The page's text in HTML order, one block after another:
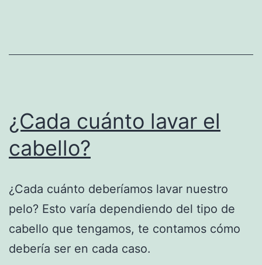
¿Cada cuánto lavar el
cabello?
¿Cada cuánto deberíamos lavar nuestro
pelo? Esto varía dependiendo del tipo de
cabello que tengamos, te contamos cómo
debería ser en cada caso.